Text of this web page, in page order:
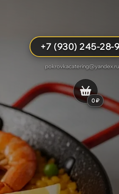
+7 (930) 245-28-
pokrovkacatering@yandex.ru
0 ₽